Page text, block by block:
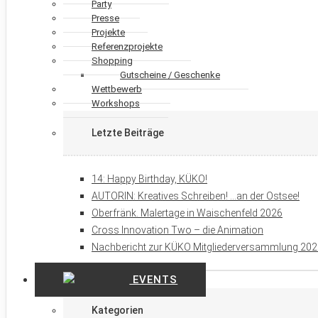
Party
Presse
Projekte
Referenzprojekte
Shopping
Gutscheine / Geschenke
Wettbewerb
Workshops
Letzte Beiträge
14: Happy Birthday, KÜKO!
AUTORIN: Kreatives Schreiben! …an der Ostsee!
Oberfränk. Malertage in Waischenfeld 2026
Cross Innovation Two – die Animation
Nachbericht zur KÜKO Mitgliederversammlung
EVENTS
Kategorien